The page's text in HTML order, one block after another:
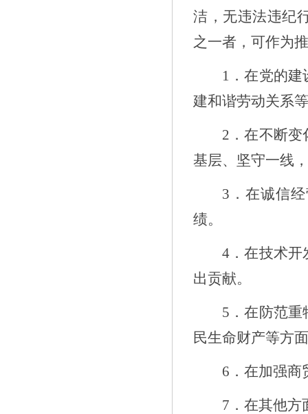
洁，无违法违纪
之一者，可作为
1 ．在党的
建和谐劳动关系
2 ．在不断
基层、坚守一线
3 ．在诚信
绩。
4 ．在技术
出贡献。
5 ．在防范
民生命财产等方
6 ．在加强
7 ．在其他